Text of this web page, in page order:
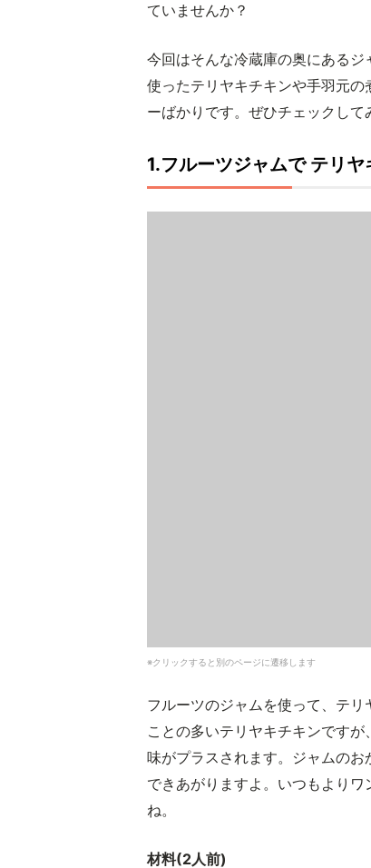
ていませんか？
今回はそんな冷蔵庫の奥にある
使ったテリヤキチキンや手羽元
ーばかりです。ぜひチェックして
1.フルーツジャムで テリヤ
※クリックすると別のページに遷移します
フルーツのジャムを使って、テ
ことの多いテリヤキチキンです
味がプラスされます。ジャムの
できあがりますよ。いつもより
ね。
材料(2人前)